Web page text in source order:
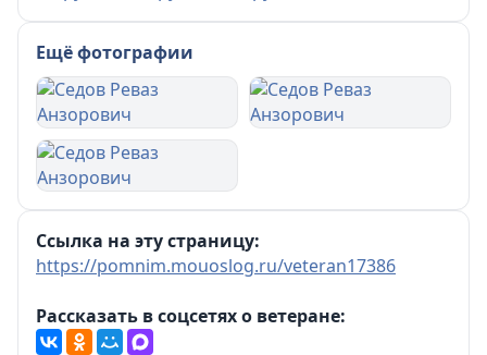
Ещё фотографии
Ссылка на эту страницу:
https://pomnim.mouoslog.ru/veteran17386
Рассказать в соцсетях о ветеране: